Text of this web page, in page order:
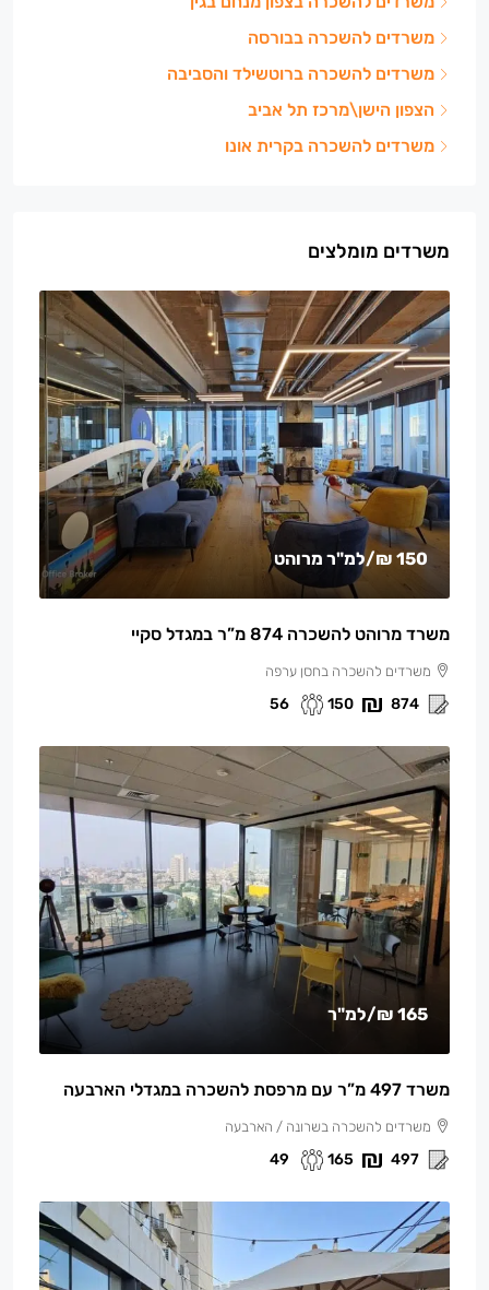
משרדים להשכרה בבורסה
משרדים להשכרה ברוטשילד והסביבה
הצפון הישן\מרכז תל אביב
משרדים להשכרה בקרית אונו
משרדים מומלצים
150 ₪ /למ"ר מרוהט
משרד מרוהט להשכרה 874 מ”ר במגדל סקיי
משרדים להשכרה בחסן ערפה
874
150
56
165 ₪ /למ"ר
משרד 497 מ”ר עם מרפסת להשכרה במגדלי הארבעה
משרדים להשכרה בשרונה / הארבעה
497
165
49